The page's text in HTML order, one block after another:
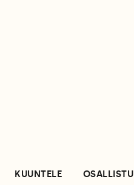
KUUNTELE OSALLISTU